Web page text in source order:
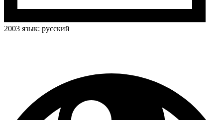
2003 язык: русский